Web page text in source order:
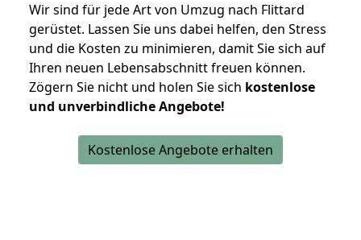
Wir sind für jede Art von Umzug nach Flittard
gerüstet. Lassen Sie uns dabei helfen, den Stress
und die Kosten zu minimieren, damit Sie sich auf
Ihren neuen Lebensabschnitt freuen können.
Zögern Sie nicht und holen Sie sich kostenlose
und unverbindliche Angebote!
Kostenlose Angebote erhalten